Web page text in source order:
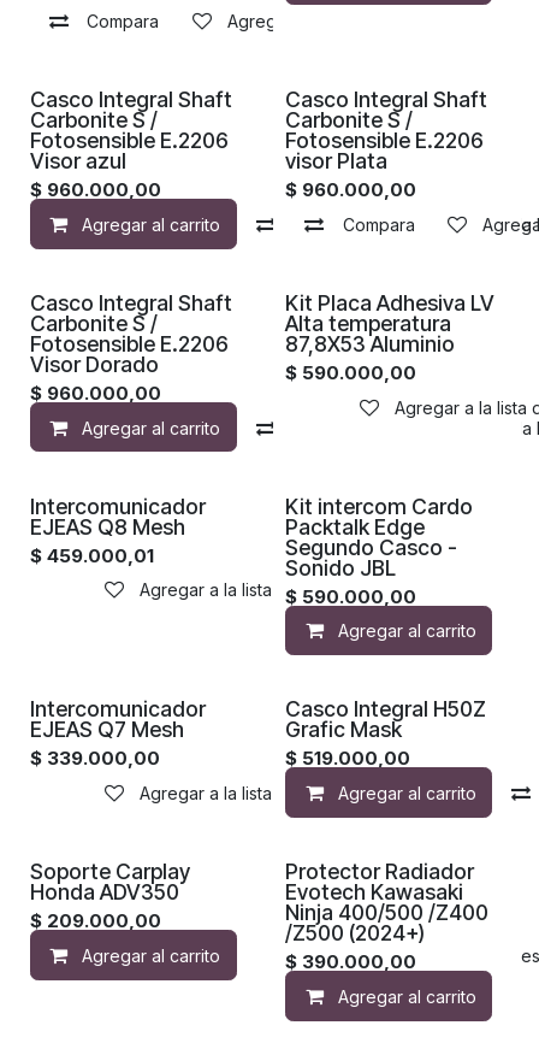
Compara Agregar a la lista de deseos
¡Nuevo!
Casco Integral Shaft
Carbonite S /
Fotosensible E.2206
Visor azul
$ 960.000,00
Agregar al carrito Compara Agregar a
¡Nuevo!
Casco Integral Shaft
Carbonite S /
Fotosensible E.2206
visor Plata
$ 960.000,00
Compara
¡Nuevo!
Casco Integral Shaft
Carbonite S /
Fotosensible E.2206
Visor Dorado
$ 960.000,00
Agregar al carrito Agregar a
Kit Placa Adhesiva LV
Alta temperatura
87,8X53 Aluminio
$ 590.000,00
Agregar a la lista
Intercomunicador
EJEAS Q8 Mesh
$ 459.000,01
Agregar a la lista de deseos
Kit intercom Cardo
Packtalk Edge
Segundo Casco -
Sonido JBL
$ 590.000,00
Agregar al carrito
Intercomunicador
EJEAS Q7 Mesh
$ 339.000,00
Agregar a la lista de deseos
Casco Integral H50Z
Grafic Mask
$ 519.000,00
Agregar al carrito
Soporte Carplay
Honda ADV350
$ 209.000,00
Agregar al carrito Agregar a la lista de
Protector Radiador
Evotech Kawasaki
Ninja 400/500 /Z400
/Z500 (2024+)
$ 390.000,00
Agregar al carrito